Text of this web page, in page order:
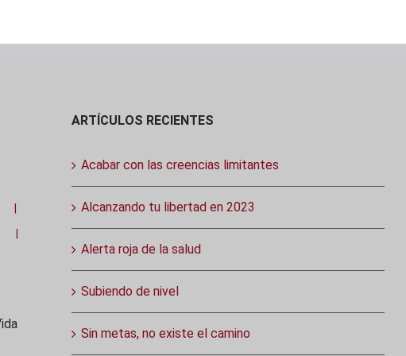
ARTÍCULOS RECIENTES
Acabar con las creencias limitantes
Alcanzando tu libertad en 2023
Alerta roja de la salud
Subiendo de nivel
Sin metas, no existe el camino